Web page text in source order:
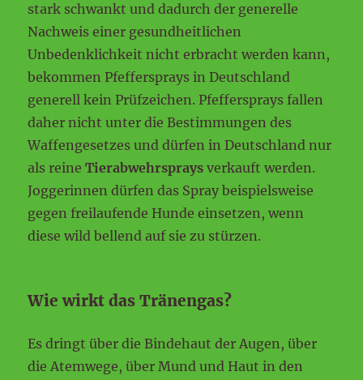
stark schwankt und dadurch der generelle
Nachweis einer gesundheitlichen
Unbedenklichkeit nicht erbracht werden kann,
bekommen Pfeffersprays in Deutschland
generell kein Prüfzeichen. Pfeffersprays fallen
daher nicht unter die Bestimmungen des
Waffengesetzes und dürfen in Deutschland nur
als reineTierabwehrsprays verkauft werden.
Joggerinnen dürfen das Spray beispielsweise
gegen freilaufende Hunde einsetzen, wenn
diese wild bellend auf sie zu stürzen.
Wie wirkt das Tränengas?
Es dringt über die Bindehaut der Augen, über
die Atemwege, über Mund und Haut in den